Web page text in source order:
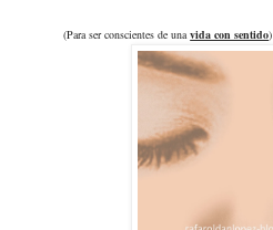
(Para ser conscientes de unavida con sentido)